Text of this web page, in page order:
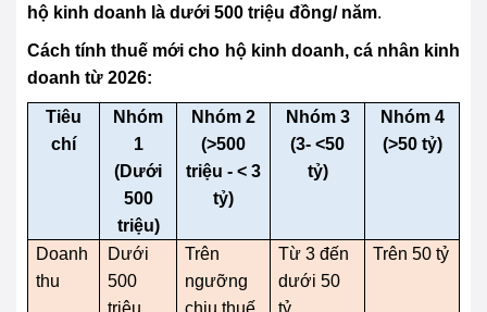
hộ kinh doanh là dưới 500 triệu đồng/ năm.
Cách tính thuế mới cho hộ kinh doanh, cá nhân kinh
doanh từ 2026:
Tiêu
chí
Nhóm
1
(Dưới
500
triệu)
Nhóm 2
(>500
triệu - < 3
tỷ)
Nhóm 3
(3- <50
tỷ)
Nhóm 4
(>50 tỷ)
Doanh
thu
Dưới
500
triệu
Trên
ngưỡng
chịu thuế
Từ 3 đến
dưới 50
tỷ
Trên 50 tỷ